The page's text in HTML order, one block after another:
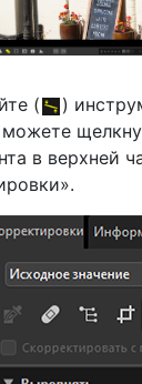
(
)
в верхней